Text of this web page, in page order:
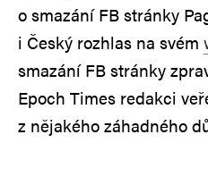
o smazání FB stránky
i Český rozhlas na svém
smazání FB stránky
Epoch Times redakci
z nějakého záhadného